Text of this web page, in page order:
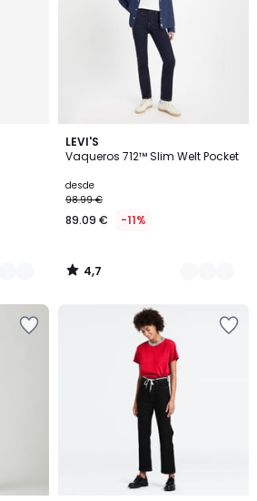
LEVI'S
Vaqueros 712™ Slim Welt Pocket
desde
98.99 €
89.09 € -11%
4,7
/ 5
3
Colores
4,7
/